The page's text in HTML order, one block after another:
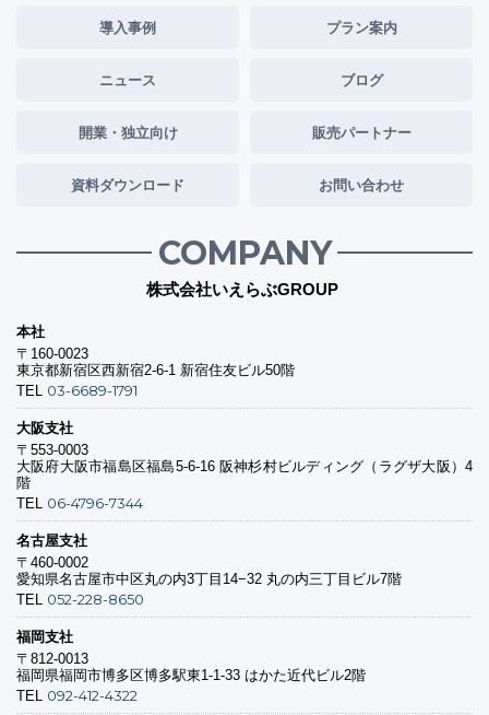
導入事例 プラン案内
ニュース ブログ
開業・独立向け 販売パートナー
資料ダウンロード お問い合わせ
COMPANY
株式会社いえらぶGROUP
本社
〒160-0023
東京都新宿区西新宿2-6-1 新宿住友ビル50階
TEL 03-6689-1791
大阪支社
〒553-0003
大阪府大阪市福島区福島5-6-16 阪神杉村ビルディング（ラグザ大阪）4
階
TEL 06-4796-7344
名古屋支社
〒460-0002
愛知県名古屋市中区丸の内3丁目14−32 丸の内三丁目ビル7階
TEL 052-228-8650
福岡支社
〒812-0013
福岡県福岡市博多区博多駅東1-1-33 はかた近代ビル2階
TEL 092-412-4322